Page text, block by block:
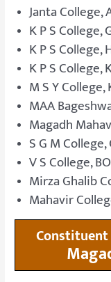
Janta College,
K P S College,
K P S College,
K P S College,
M S Y College,
MAA
Magadh
S G M College,
V S College,
Mirza Ghalib
Mahavir
Constituent